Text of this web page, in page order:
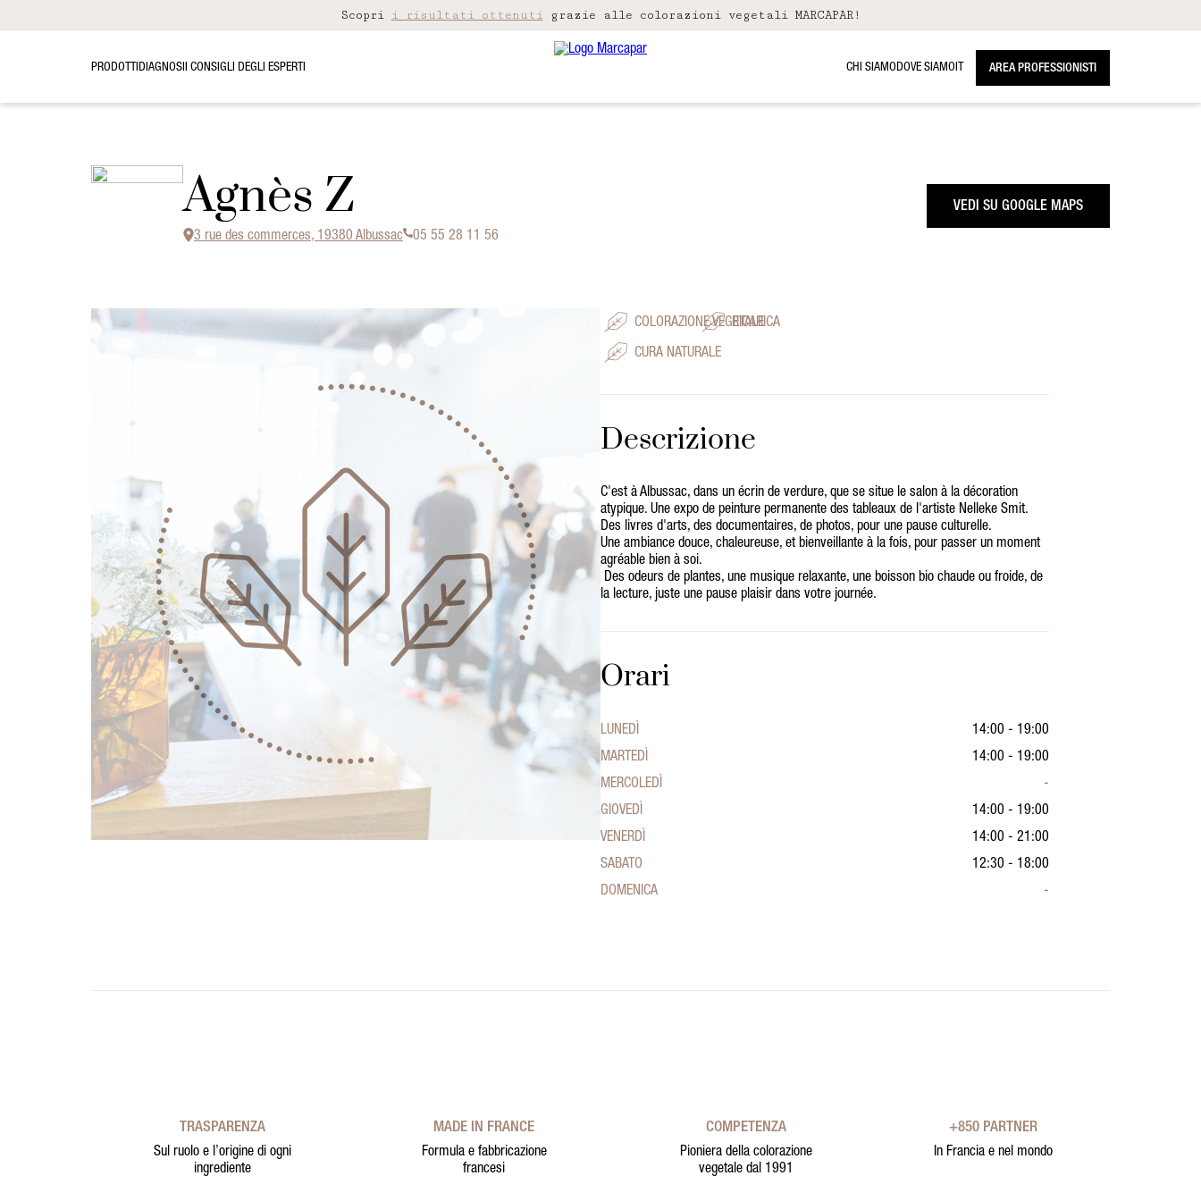
Scopri i risultati ottenutigrazie alle colorazioni vegetali MARCAPAR!
PRODOTTI DIAGNOSI I CONSIGLI DEGLI ESPERTI CHI SIAMO DOVE SIAMO AREA PROFESSIONISTI
Agnès Z
3 rue des commerces, 19380 Albussac 05 55 28 11 56
VEDI SU GOOGLE MAPS
COLORAZIONE VEGETALE
RICARICA
CURA NATURALE
Descrizione
C'est à Albussac, dans un écrin de verdure, que se situe le salon à la décoration
atypique. Une expo de peinture permanente des tableaux de l'artiste Nelleke Smit.
Des livres d'arts, des documentaires, de photos, pour une pause culturelle.
Une ambiance douce, chaleureuse, et bienveillante à la fois, pour passer un moment
agréable bien à soi.
Des odeurs de plantes, une musique relaxante, une boisson bio chaude ou froide, de
la lecture, juste une pause plaisir dans votre journée.
Orari
LUNEDÌ
14:00 - 19:00
MARTEDÌ
14:00 - 19:00
MERCOLEDÌ
-
GIOVEDÌ
14:00 - 19:00
VENERDÌ
14:00 - 21:00
SABATO
12:30 - 18:00
DOMENICA
-
TRASPARENZA
Sul ruolo e l’origine di ogni
ingrediente
MADE IN FRANCE
Formula e fabbricazione
francesi
COMPETENZA
Pioniera della colorazione
vegetale dal 1991
+850 PARTNER
In Francia e nel mondo